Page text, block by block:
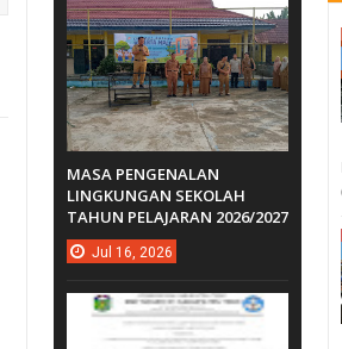
MASA PENGENALAN
LINGKUNGAN SEKOLAH
TAHUN PELAJARAN 2026/2027
Jul 16, 2026